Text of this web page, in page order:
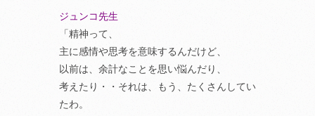
ジュンコ先生
「精神って、
主に感情や思考を意味するんだけど、
以前は、余計なことを思い悩んだり、
考えたり・・それは、もう、たくさんしてい
たわ。